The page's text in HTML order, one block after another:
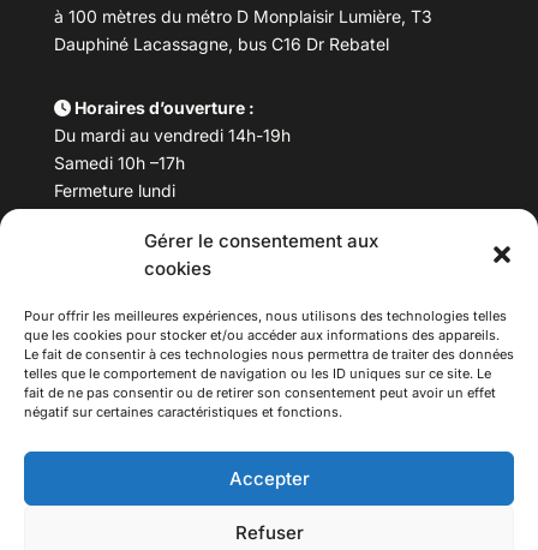
Gérer le consentement aux
cookies
Pour offrir les meilleures expériences, nous utilisons des technologies telles
que les cookies pour stocker et/ou accéder aux informations des appareils.
Le fait de consentir à ces technologies nous permettra de traiter des données
telles que le comportement de navigation ou les ID uniques sur ce site. Le
fait de ne pas consentir ou de retirer son consentement peut avoir un effet
négatif sur certaines caractéristiques et fonctions.
Accepter
Refuser
à 100 mètres du métro D Monplaisir Lumière, T3
Dauphiné Lacassagne, bus C16 Dr Rebatel
Horaires d’ouverture :
Du mardi au vendredi 14h-19h
Samedi 10h –17h
Fermeture lundi
Téléphone : 04 78 53 06 40
maisondesculturesasiatiques@asiexpo.com